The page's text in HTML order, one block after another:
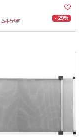
64,59€ - 29%